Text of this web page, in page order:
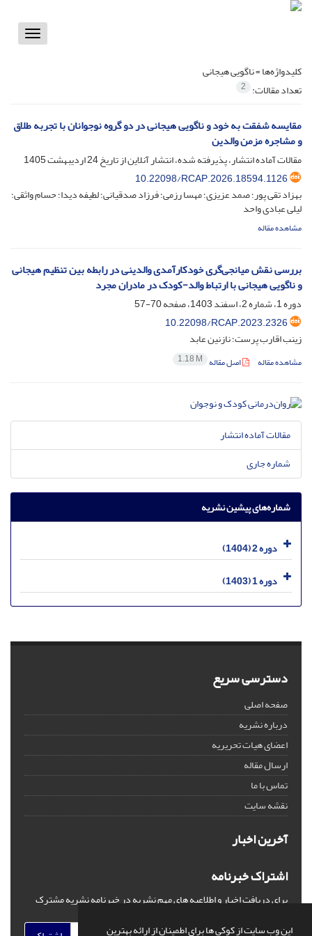
این وب سایت از کوکی ها برای اطمینان از ارائه بهترین
Toggle
کلیدواژه‌ها =ناگویی هیجانی
تعداد مقالات: 2
مقایسه شفقت به خود و ناگویی هیجانی در دو گروه نوجوانان با تجربه طلاق
و مشاجره مزمن والدین
مقالات آماده انتشار، پذیرفته شده، انتشار آنلاین از تاریخ24 اردیبهشت 1405
10.22098/RCAP.2026.18594.1126
بهزاد تقی پور؛ صمد عزیزی؛ مهسا رزمی؛ فرزاد صدقیانی؛ لطیفه دیدا؛ حسام واثقی؛
لیلی عبادی واحد
مشاهده مقاله
بررسی نقش میانجی‌گری خودکارآمدی والدینی در رابطه بین تنظیم هیجانی
و ناگویی هیجانی با ارتباط والد-کودک در مادران مجرد
دوره 1، شماره 2، اسفند 1403، صفحه
70-57
10.22098/RCAP.2023.2326
زینب اقارب پرست؛ نازنین عابد
مشاهده مقاله اصل مقاله 1.18 M
مقالات آماده انتشار
شماره جاری
شماره‌های پیشین نشریه
دوره 2 (1404)
دوره 1 (1403)
دسترسی سریع
صفحه اصلی
درباره نشریه
اعضای هیات تحریریه
ارسال مقاله
تماس با ما
نقشه سایت
آخرین اخبار
اشتراک خبرنامه
برای دریافت اخبار و اطلاعیه های مهم نشریه در خبرنامه نشریه مشترک